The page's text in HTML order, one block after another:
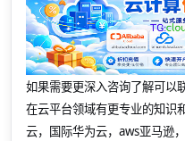
如果需要更深入咨询了解可以
在云平台领域有更专业的知识
云，国际华为云，aws亚马逊